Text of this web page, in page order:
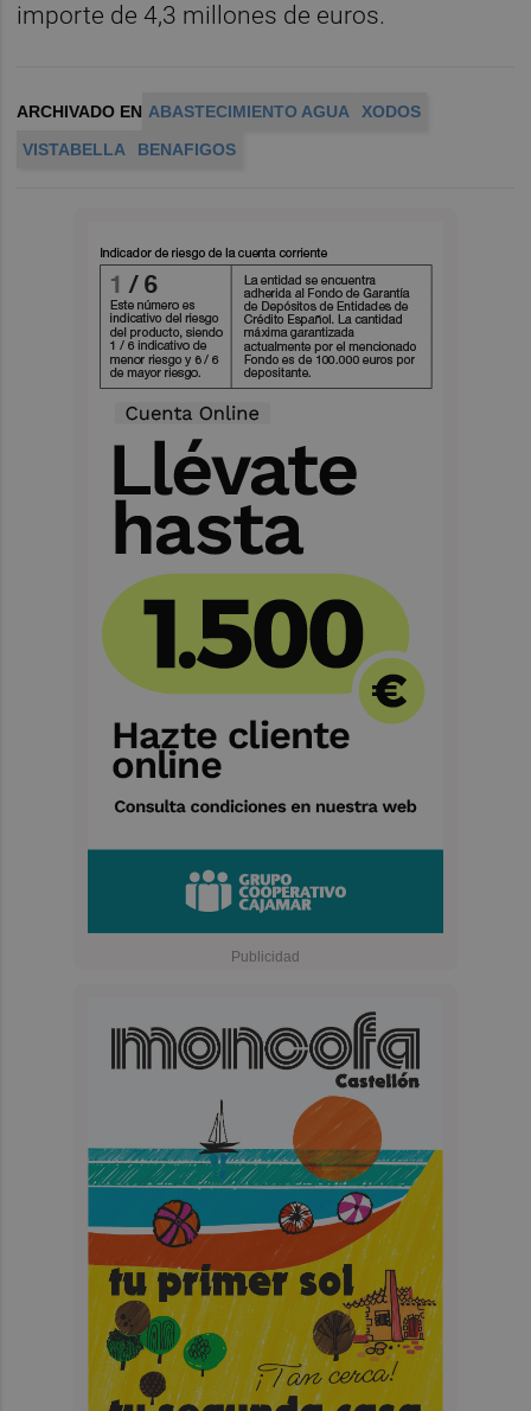
importe de 4,3 millones de euros.
ARCHIVADO EN ABASTECIMIENTO AGUA
XODOS
VISTABELLA
BENAFIGOS